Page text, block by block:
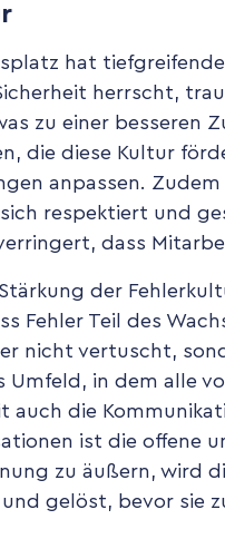
hat
herrscht,
zu einer besseren
die diese Kultur
anpassen.
respektiert und
dass
der
Fehler Teil des
nicht vertuscht,
Umfeld, in dem alle
auch die
ist die offene
zu äußern, wird
gelöst, bevor sie